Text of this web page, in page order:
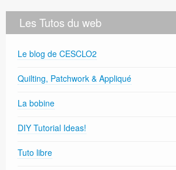
Les Tutos du web
Le blog de CESCLO2
Quilting, Patchwork & Appliqué
La bobine
DIY Tutorial Ideas!
Tuto libre